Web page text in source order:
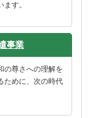
す。
事業
の尊さへの理解を
ために、次の時代